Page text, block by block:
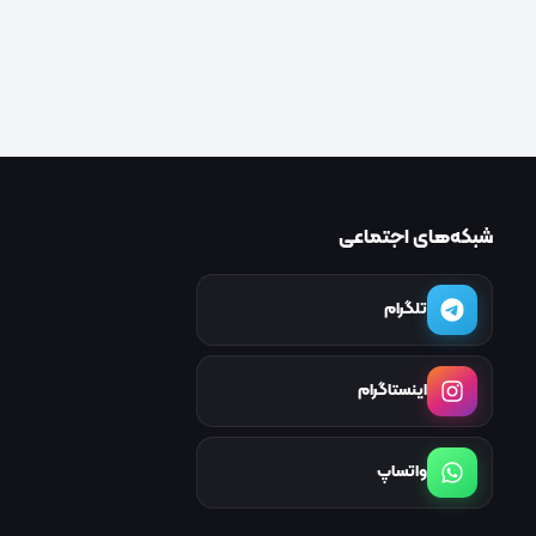
شبکه‌های اجتماعی
تلگرام
اینستاگرام
واتساپ